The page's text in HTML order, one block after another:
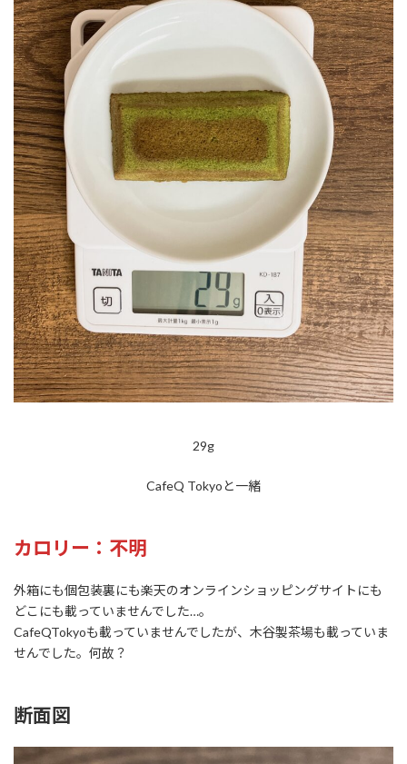
29g
CafeQ Tokyoと一緒
カロリー：不明
外箱にも個包装裏にも楽天のオンラインショッピングサイトにも
どこにも載っていませんでした…。
CafeQTokyoも載っていませんでしたが、木谷製茶場も載っていま
せんでした。何故？
断面図